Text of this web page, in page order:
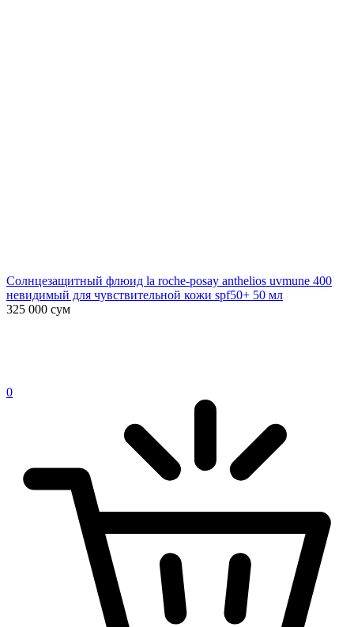
Солнцезащитный флюид la roche-posay anthelios uvmune 400
невидимый для чувствительной кожи spf50+ 50 мл
325 000 сум
0